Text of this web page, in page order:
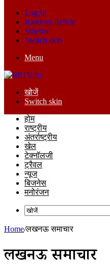
Log In
Random Article
Sidebar
Switch skin
Menu
खोजें
Switch skin
होम
राष्ट्रीय
अंतर्राष्ट्रीय
खेल
टेक्नॉलजी
ट्रैवल
न्यूज
बिजनेस
मनोरंजन
Home/लखनऊ समाचार
लखनऊ समाचार